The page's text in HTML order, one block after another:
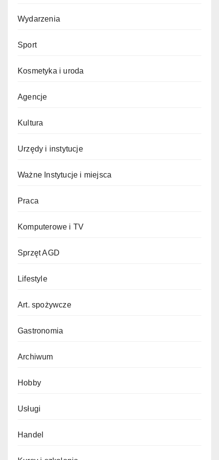
Wydarzenia
Sport
Kosmetyka i uroda
Agencje
Kultura
Urzędy i instytucje
Ważne Instytucje i miejsca
Praca
Komputerowe i TV
Sprzęt AGD
Lifestyle
Art. spożywcze
Gastronomia
Archiwum
Hobby
Usługi
Handel